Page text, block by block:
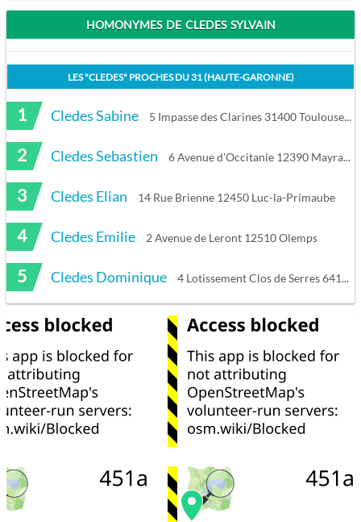
HOMONYMES DE CLEDES SYLVAIN
LES "CLEDES" PROCHES DU31 (HAUTE-GARONNE)
1 Cledes Sabine 5 Impasse des Clarines 31400 Toulouse
2 Cledes Sebastien 6 Avenue d'Occitanie 12390 Mayran
3 Cledes Elian 14 Rue Brienne 12450 Luc-la-Primaube
4 Cledes Emilie 2 Avenue de Leront 12510 Olemps
5 Cledes Dominique 4 Lotissement Clos de Serres 64160 Serres-Morlaàs